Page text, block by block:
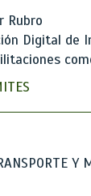
Rubro
Digital de
Y